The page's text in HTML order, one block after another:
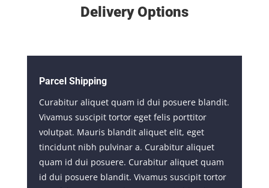
Delivery Options
Parcel Shipping
Curabitur aliquet quam id dui posuere blandit.
Vivamus suscipit tortor eget felis porttitor
volutpat. Mauris blandit aliquet elit, eget
tincidunt nibh pulvinar a. Curabitur aliquet
quam id dui posuere. Curabitur aliquet quam
id dui posuere blandit. Vivamus suscipit tortor